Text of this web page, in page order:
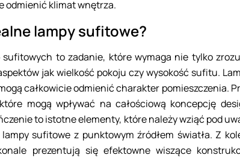
odmienić klimat wnętrza.
lampy sufitowe?
to zadanie, które wymaga nie tylko
jak wielkość pokoju czy wysokość sufitu.
całkowicie odmienić charakter pomieszczenia.
mogą wpływać na całościową koncepcję
to istotne elementy, które należy wziąć pod
sufitowe z punktowym źródłem światła. Z
prezentują się efektowne wiszące